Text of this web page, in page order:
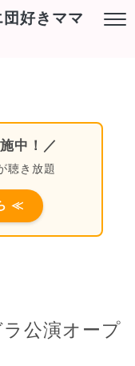
好きママ
中！／
聴き放題
≪
公演オープ